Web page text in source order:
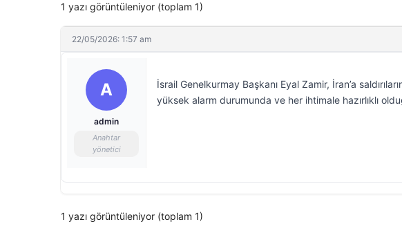
1 yazı görüntüleniyor (toplam 1)
22/05/2026: 1:57 am
A
admin
Anahtar
yönetici
İsrail Genelkurmay Başkanı Eyal Zamir, İran’a
yüksek alarm durumunda ve her ihtimale hazırlıklı
1 yazı görüntüleniyor (toplam 1)